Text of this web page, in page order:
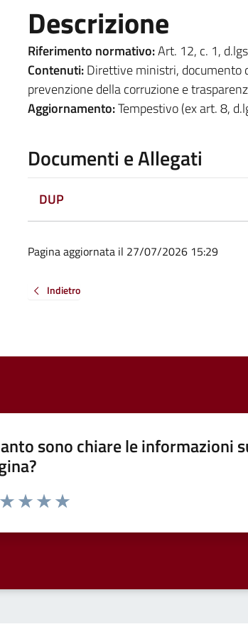
Descrizione
Riferimento normativo:Art. 12, c. 1,
Contenuti:Direttive ministri, documento
prevenzione della corruzione e
Aggiornamento:Tempestivo (ex art. 8,
Documenti e Allegati
DUP
Pagina aggiornata il 27/07/2026 15:29
Indietro
sono chiare le informazioni
da 1 a 5 stelle la pagina